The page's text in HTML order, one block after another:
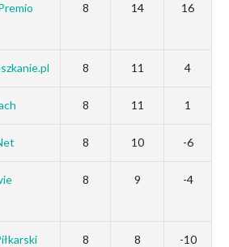
8 14 16
8 11 4
8 11 1
8 10 -6
8 9 -4
8 8 -10